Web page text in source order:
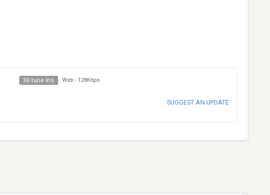
30 tune ins Web - 128Kbps
SUGGEST AN UPDATE